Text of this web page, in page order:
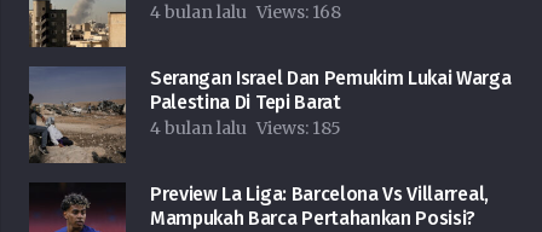
4 bulan lalu Views: 168
Serangan Israel Dan Pemukim Lukai Warga
Palestina Di Tepi Barat
4 bulan lalu Views: 185
Preview La Liga: Barcelona Vs Villarreal,
Mampukah Barca Pertahankan Posisi?